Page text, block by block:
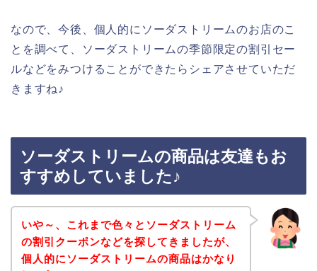
なので、今後、個人的にソーダストリームのお店のこ
とを調べて、ソーダストリームの季節限定の割引セー
ルなどをみつけることができたらシェアさせていただ
きますね♪
ソーダストリームの商品は友達もお
すすめしていました♪
いや～、これまで色々とソーダストリーム
の割引クーポンなどを探してきましたが、
個人的にソーダストリームの商品はかなり